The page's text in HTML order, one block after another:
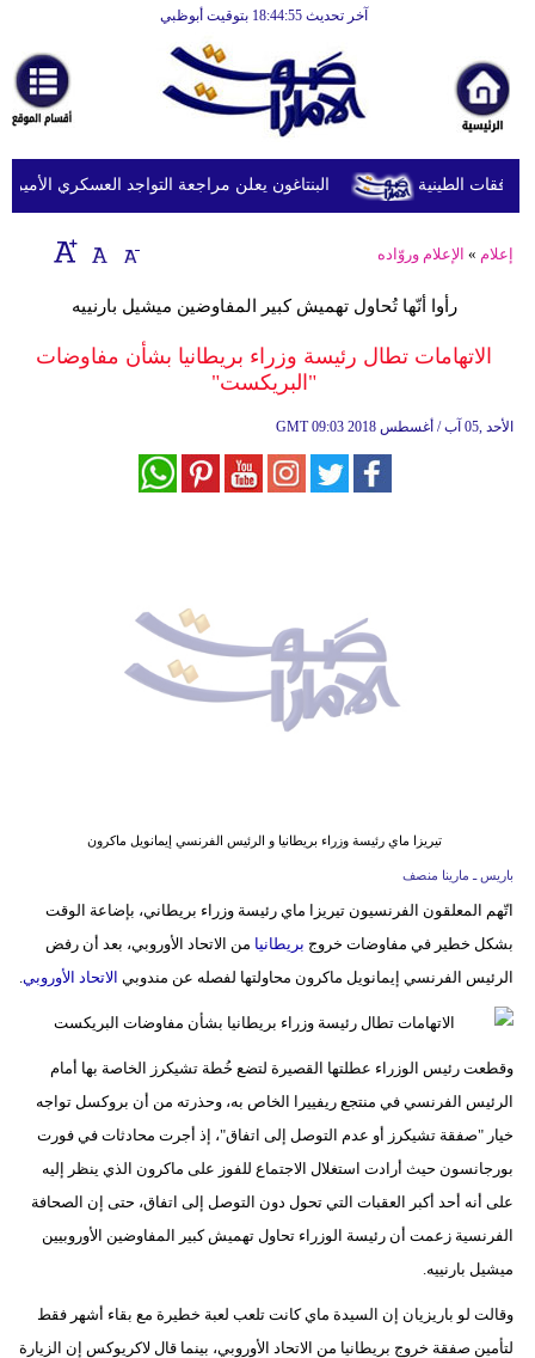
آخر تحديث 18:44:55 بتوقيت أبوظبي
أخبارعاجلة
رياضة
ثقافة
إقتصاد
وموسيقى
علوم
وتكنولوجيا
أبراج
فيديو
سيارات
البنتاغون يعلن مراجعة التواجد العسكري الأميركي
إعلام » الإعلام وروّاده
رأوا أنّها تُحاول تهميش كبير المفاوضين ميشيل بارنييه
الاتهامات تطال رئيسة وزراء بريطانيا بشأن مفاوضات
"البريكست"
GMT 09:03 2018 الأحد ,05 آب / أغسطس
تيريزا ماي رئيسة وزراء بريطانيا و الرئيس الفرنسي إيمانويل ماكرون
باريس ـ مارينا منصف
اتّهم المعلقون الفرنسيون تيريزا ماي رئيسة وزراء بريطاني، بإضاعة الوقت
بشكل خطير في مفاوضات خروج بريطانيا من الاتحاد الأوروبي، بعد أن رفض
الرئيس الفرنسي إيمانويل ماكرون محاولتها لفصله عن مندوبي الاتحاد الأوروبي
وقطعت رئيس الوزراء عطلتها القصيرة لتضع خُطة تشيكرز الخاصة بها أمام
الرئيس الفرنسي في منتجع ريفييرا الخاص به، وحذرته من أن بروكسل تواجه
خيار "صفقة تشيكرز أو عدم التوصل إلى اتفاق"، إذ أجرت محادثات في فورت
بورجانسون حيث أرادت استغلال الاجتماع للفوز على ماكرون الذي ينظر إليه
على أنه أحد أكبر العقبات التي تحول دون التوصل إلى اتفاق، حتى إن الصحافة
الفرنسية زعمت أن رئيسة الوزراء تحاول تهميش كبير المفاوضين الأوروبيين
ميشيل بارنييه.
وقالت لو باريزيان إن السيدة ماي كانت تلعب لعبة خطيرة مع بقاء أشهر فقط
لتأمين صفقة خروج بريطانيا من الاتحاد الأوروبي، بينما قال لاكريوكس إن الزيارة